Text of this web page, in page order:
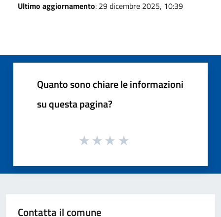
Ultimo aggiornamento: 29 dicembre 2025, 10:39
Quanto sono chiare le informazioni
su questa pagina?
Contatta il comune